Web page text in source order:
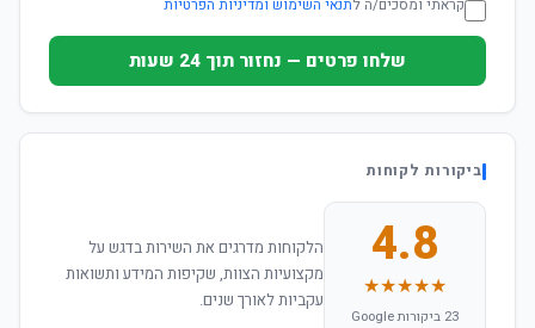
קראתי ומסכים/ה לתנאי השימוש ומדיניות הפרטיות
שלחו פרטים — נחזור תוך 24 שעות
ביקורות לקוחות
4.8
★★★★★
23 ביקורות Google
הלקוחות מדרגים את השירות בדגש על
מקצועיות הצוות, שקיפות המידע ותשואות
עקביות לאורך שנים.